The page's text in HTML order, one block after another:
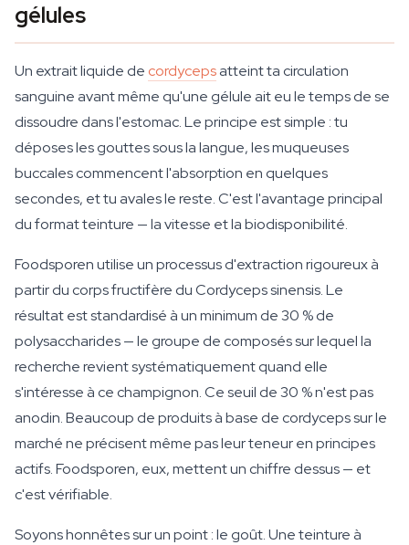
gélules
Un extrait liquide de cordycepsatteint ta circulation
sanguine avant même qu'une gélule ait eu le temps de se
dissoudre dans l'estomac. Le principe est simple : tu
déposes les gouttes sous la langue, les muqueuses
buccales commencent l'absorption en quelques
secondes, et tu avales le reste. C'est l'avantage principal
du format teinture — la vitesse et la biodisponibilité.
Foodsporen utilise un processus d'extraction rigoureux à
partir du corps fructifère du Cordyceps sinensis. Le
résultat est standardisé à un minimum de 30 % de
polysaccharides — le groupe de composés sur lequel la
recherche revient systématiquement quand elle
s'intéresse à ce champignon. Ce seuil de 30 % n'est pas
anodin. Beaucoup de produits à base de cordyceps sur le
marché ne précisent même pas leur teneur en principes
actifs. Foodsporen, eux, mettent un chiffre dessus — et
c'est vérifiable.
Soyons honnêtes sur un point : le goût. Une teinture à